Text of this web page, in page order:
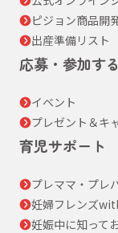
ピジョン商品開
出産準備リスト
応募・参加する
イベント
プレゼント＆キ
育児サポート
プレママ・プレ
妊婦フレンズ
妊娠中に知って